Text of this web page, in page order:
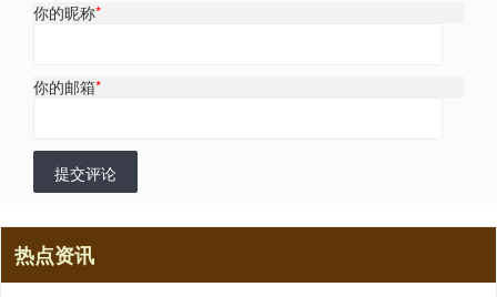
你的昵称*
你的邮箱*
提交评论
热点资讯